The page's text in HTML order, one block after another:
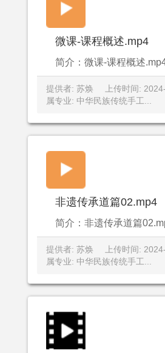
微课-课程概述.mp4
简介：微课-课程概述
提供者: 苏焕 上传时间:
属专业: 中华民族传统手工...
非遗传承道篇02.mp4
简介：非遗传承道篇
提供者: 苏焕 上传时间:
属专业: 中华民族传统手工...